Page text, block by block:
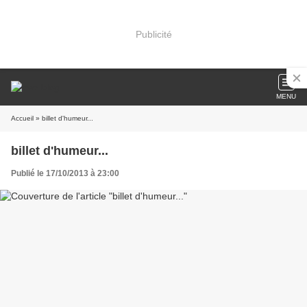
Publicité
MENU
Accueil » billet d'humeur...
billet d'humeur...
Publié le 17/10/2013 à 23:00